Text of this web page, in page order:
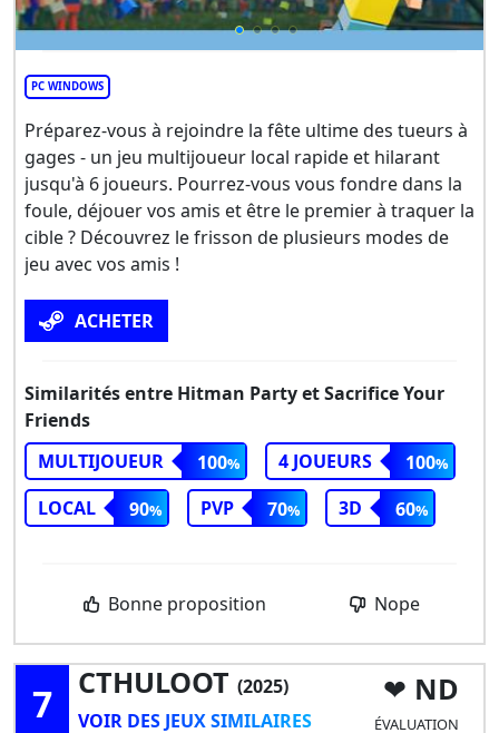
PC WINDOWS
Préparez-vous à rejoindre la fête ultime des tueurs à
gages - un jeu multijoueur local rapide et hilarant
jusqu'à 6 joueurs. Pourrez-vous vous fondre dans la
foule, déjouer vos amis et être le premier à traquer la
cible ? Découvrez le frisson de plusieurs modes de
jeu avec vos amis !
ACHETER
Similarités entre Hitman Party et Sacrifice Your
Friends
MULTIJOUEUR
100 4 JOUEURS
100
LOCAL
90 PVP 70 3D 60
Bonne proposition Nope
7 CTHULOOT (2025)
VOIR DES JEUX SIMILAIRES
ND
ÉVALUATION